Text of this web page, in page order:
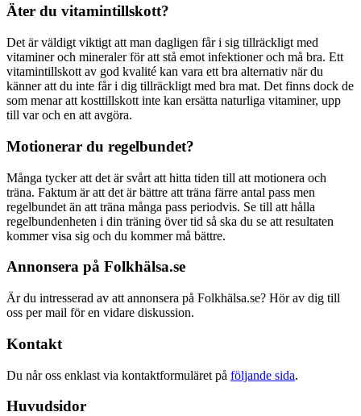
Äter du vitamintillskott?
Det är väldigt viktigt att man dagligen får i sig tillräckligt med
vitaminer och mineraler för att stå emot infektioner och må bra. Ett
vitamintillskott av god kvalité kan vara ett bra alternativ när du
känner att du inte får i dig tillräckligt med bra mat. Det finns dock de
som menar att kosttillskott inte kan ersätta naturliga vitaminer, upp
till var och en att avgöra.
Motionerar du regelbundet?
Många tycker att det är svårt att hitta tiden till att motionera och
träna. Faktum är att det är bättre att träna färre antal pass men
regelbundet än att träna många pass periodvis. Se till att hålla
regelbundenheten i din träning över tid så ska du se att resultaten
kommer visa sig och du kommer må bättre.
Annonsera på Folkhälsa.se
Är du intresserad av att annonsera på Folkhälsa.se? Hör av dig till
oss per mail för en vidare diskussion.
Kontakt
Du når oss enklast via kontaktformuläret på följande sida.
Huvudsidor